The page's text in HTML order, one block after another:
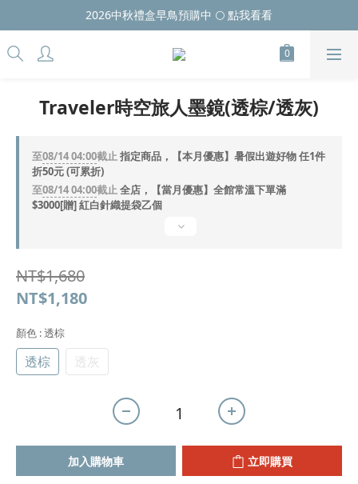
2026中秋禮盒早鳥預購中 🌕 點我看看
Traveler時空旅人墨鏡(透棕/透灰)
至08/14 04:00截止指定商品，【本月優惠】暑假出遊好物 任1件
折50元 (可累折)
至08/14 04:00截止全店，【當月優惠】全館常溫下單滿
$3000[贈] 紅白針織提袋乙個
NT$1,680
NT$1,180
顏色 : 透棕
透棕 透灰
加入購物車 立即購買